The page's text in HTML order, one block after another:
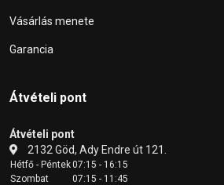
Vásárlás menete
Garancia
Átvételi pont
Átvételi pont
2132 Göd, Ady Endre út 121.
Hétfő - Péntek07:15 - 16:15
Szombat
07:15 - 11:45